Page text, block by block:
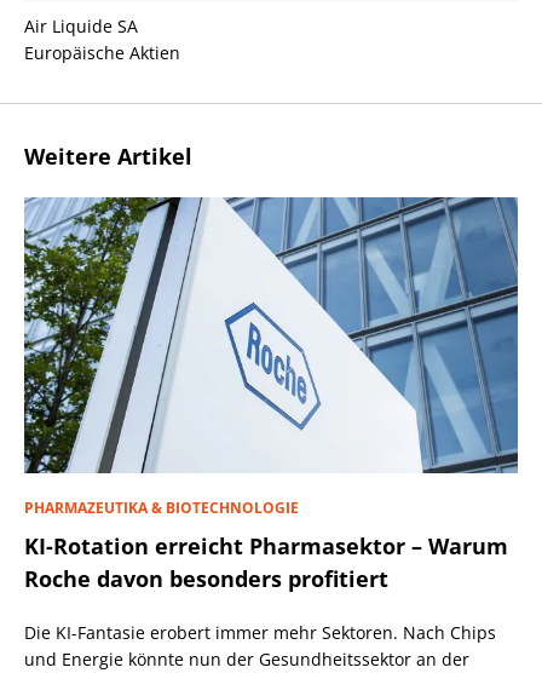
Air Liquide SA
Europäische Aktien
Weitere Artikel
PHARMAZEUTIKA & BIOTECHNOLOGIE
KI-Rotation erreicht Pharmasektor – Warum
Roche davon besonders profitiert
Die KI-Fantasie erobert immer mehr Sektoren. Nach Chips
und Energie könnte nun der Gesundheitssektor an der